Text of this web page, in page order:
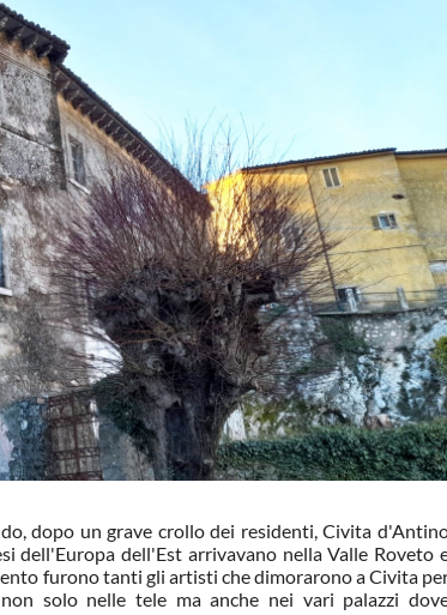
dopo un grave crollo dei residenti, Civita
dell'Europa dell'Est arrivavano nella Valle Roveto
furono tanti gli artisti che dimorarono a Civita
solo nelle tele ma anche nei vari palazzi